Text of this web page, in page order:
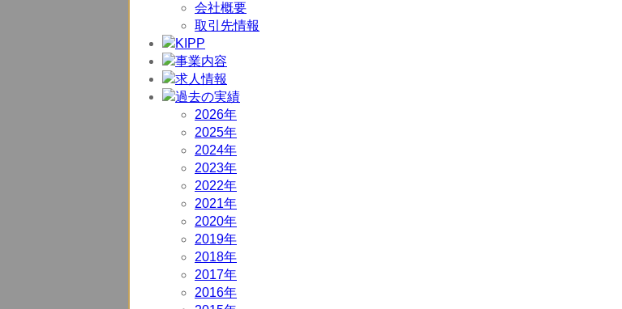
会社概要
取引先情報
2026年
2025年
2024年
2023年
2022年
2021年
2020年
2019年
2018年
2017年
2016年